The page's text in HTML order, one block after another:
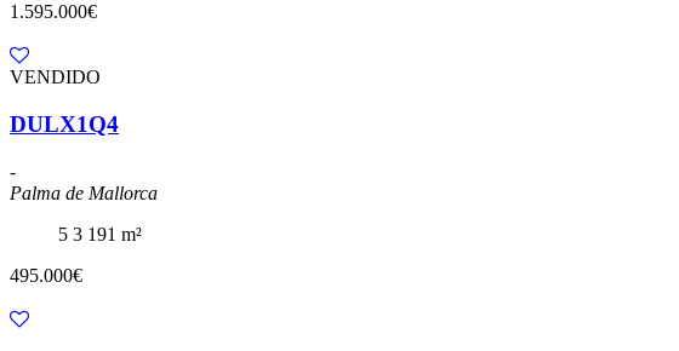
1.595.000€
VENDIDO
DULX1Q4
-
Palma de Mallorca
5 3 191 m²
495.000€